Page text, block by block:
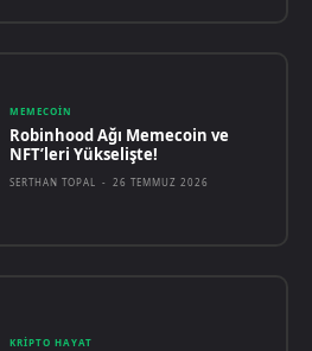
MEMECOIN
Robinhood Ağı Memecoin ve
NFT’leri Yükselişte!
SERTHAN TOPAL - 26 TEMMUZ 2026
KRIPTO HAYAT